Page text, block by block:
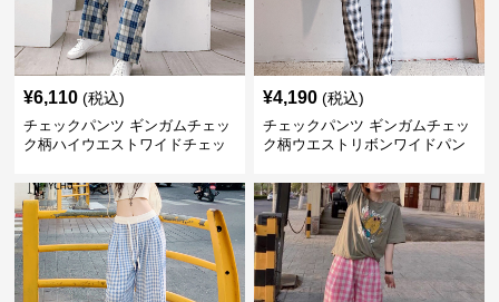
¥6,110 (税込)
チェックパンツ ギンガムチェッ
ク柄ハイウエストワイドチェッ
¥4,190 (税込)
チェックパンツ ギンガムチェッ
ク柄ウエストリボンワイドパン